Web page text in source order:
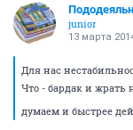
junior
13 марта
Для нас
Что - бардак и жрать
думаем и быстрее